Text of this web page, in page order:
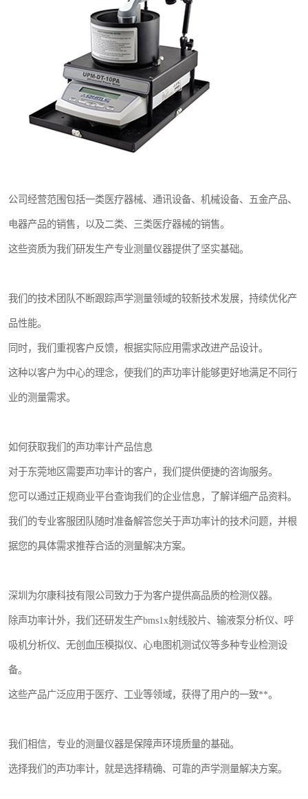
公司经营范围包括一类医疗器械、通讯设备、机械设备、五金产品、
电器产品的销售，以及二类、三类医疗器械的销售。
这些资质为我们研发生产专业测量仪器提供了坚实基础。
我们的技术团队不断跟踪声学测量领域的较新技术发展，持续优化产
品性能。
同时，我们重视客户反馈，根据实际应用需求改进产品设计。
这种以客户为中心的理念，使我们的声功率计能够更好地满足不同行
业的测量需求。
如何获取我们的声功率计产品信息
对于东莞地区需要声功率计的客户，我们提供便捷的咨询服务。
您可以通过正规商业平台查询我们的企业信息，了解详细产品资料。
我们的专业客服团队随时准备解答您关于声功率计的技术问题，并根
据您的具体需求推荐合适的测量解决方案。
深圳为尔康科技有限公司致力于为客户提供高品质的检测仪器。
除声功率计外，我们还研发生产bms1x射线胶片、输液泵分析仪、呼
吸机分析仪、无创血压模拟仪、心电图机测试仪等多种专业检测设
备。
这些产品广泛应用于医疗、工业等领域，获得了用户的一致**。
我们相信，专业的测量仪器是保障声环境质量的基础。
选择我们的声功率计，就是选择精确、可靠的声学测量解决方案。